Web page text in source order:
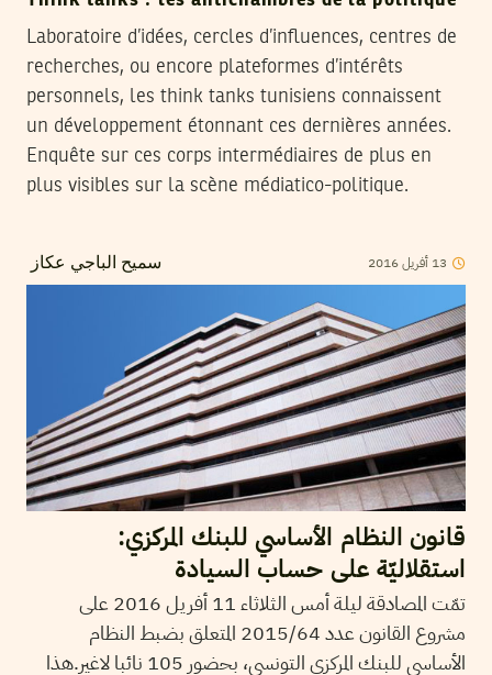
Laboratoire d’idées, cercles d’influences, centres de
recherches, ou encore plateformes d’intérêts
personnels, les think tanks tunisiens connaissent
un développement étonnant ces dernières années.
Enquête sur ces corps intermédiaires de plus en
plus visibles sur la scène médiatico-politique.
سميح الباجي عكاز 13 أفريل2016
قانون النظام الأساسي للبنك المركزي:
استقلاليّة على حساب السيادة
تمّت المصادقة ليلة أمس الثلاثاء 11 أفريل 2016 على
مشروع القانون عدد 2015/64 المتعلق بضبط النظام
الأساسي للبنك المركزي التونسي، بحضور 105 نائبا لاغير.هذا